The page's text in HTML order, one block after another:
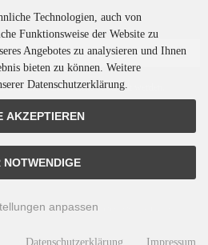
in Ihrem Kundenkonto abbestellt werden.
© 2009-2026 bymodified eCommerce Shopsoftware
Shopsoftware © 2009-2026
Technologien, auch von
Funktionsweise der Website zu
Angebotes zu analysieren und Ihnen
bieten zu können. Weitere
Datenschutzerklärung.
AKZEPTIEREN
NOTWENDIGE
anpassen
Datenschutzerklärung Impressum